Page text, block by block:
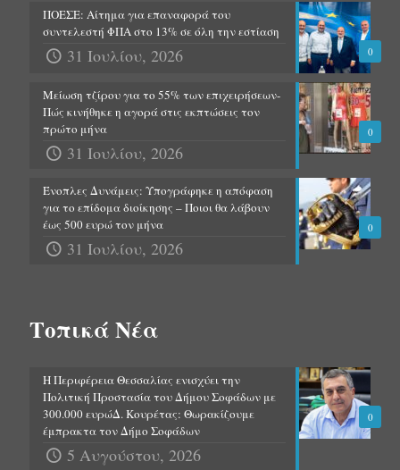
0
ΠΟΕΣΕ: Αίτημα για επαναφορά του
συντελεστή ΦΠΑ στο 13% σε όλη την εστίαση
31 Ιουλίου, 2026
0
Μείωση τζίρου για το 55% των επιχειρήσεων-
Πώς κινήθηκε η αγορά στις εκπτώσεις τον
πρώτο μήνα
31 Ιουλίου, 2026
0
Ένοπλες Δυνάμεις: Υπογράφηκε η απόφαση
για το επίδομα διοίκησης – Ποιοι θα λάβουν
έως 500 ευρώ τον μήνα
31 Ιουλίου, 2026
Τοπικά Νέα
0
Η Περιφέρεια Θεσσαλίας ενισχύει την
Πολιτική Προστασία του Δήμου Σοφάδων με
300.000 ευρώΔ. Κουρέτας: Θωρακίζουμε
έμπρακτα τον Δήμο Σοφάδων
5 Αυγούστου, 2026